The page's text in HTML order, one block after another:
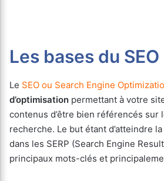
Les bases du SEO
Le SEO ou Search Engine
d’optimisation permettant à votre
contenus d’être bien référencés sur
recherche. Le but étant d’atteindre
dans les SERP (Search Engine
principaux mots-clés et